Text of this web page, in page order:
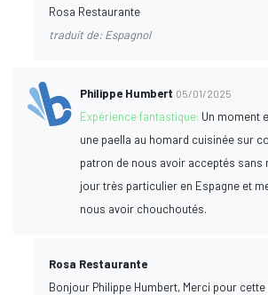
Rosa Restaurante
traduit de: Espagnol
Philippe Humbert 05/01/2025
Expérience fantastique: Un moment
une paella au homard cuisinée sur
patron de nous avoir acceptés sans
jour très particulier en Espagne et
nous avoir chouchoutés.
Rosa Restaurante
Bonjour Philippe Humbert, Merci pour